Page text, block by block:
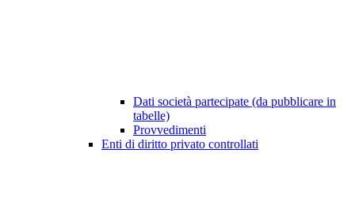
Dati società partecipate (da pubblicare in
tabelle)
Provvedimenti
Enti di diritto privato controllati